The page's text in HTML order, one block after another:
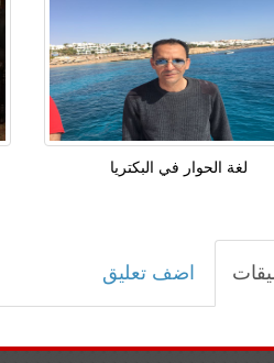
لغة الحوار في البكتريا
اضف تعليق